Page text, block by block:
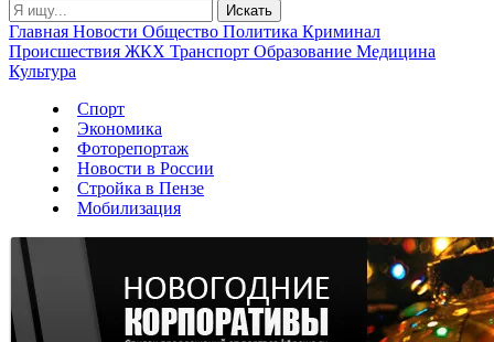
Главная Новости Общество Политика Криминал
Происшествия ЖКХ Транспорт Образование Медицина
Культура
Спорт
Экономика
Фоторепортаж
Новости в России
Стройка в Пензе
Мобилизация